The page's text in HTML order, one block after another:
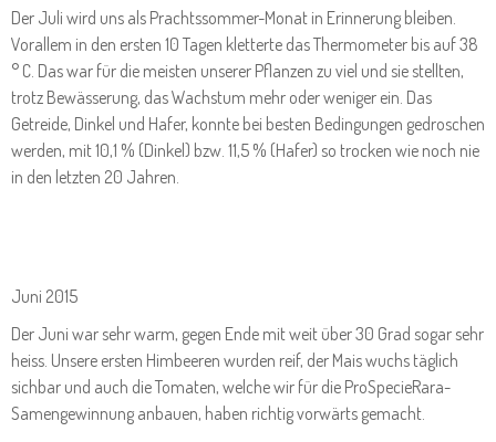
Der Juli wird uns als Prachtssommer-Monat in Erinnerung bleiben.
Vorallem in den ersten 10 Tagen kletterte das Thermometer bis auf 38
° C. Das war für die meisten unserer Pflanzen zu viel und sie stellten,
trotz Bewässerung, das Wachstum mehr oder weniger ein. Das
Getreide, Dinkel und Hafer, konnte bei besten Bedingungen gedroschen
werden, mit 10,1 % (Dinkel) bzw. 11,5 % (Hafer) so trocken wie noch nie
in den letzten 20 Jahren.
Juni 2015
Der Juni war sehr warm, gegen Ende mit weit über 30 Grad sogar sehr
heiss. Unsere ersten Himbeeren wurden reif, der Mais wuchs täglich
sichbar und auch die Tomaten, welche wir für die ProSpecieRara-
Samengewinnung anbauen, haben richtig vorwärts gemacht.